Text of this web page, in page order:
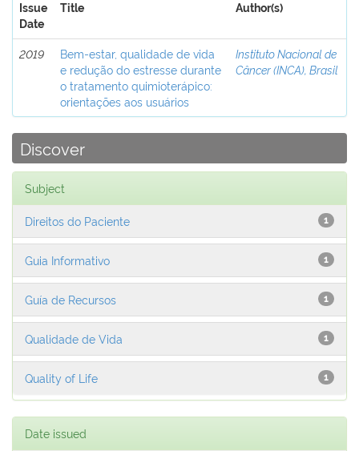
Issue
Date
Title Author(s)
2019
Bem-estar, qualidade de vida
e redução do estresse durante
o tratamento quimioterápico:
orientações aos usuários
Instituto Nacional de
Câncer (INCA), Brasil
Discover
Subject
1
Direitos do Paciente
1
Guia Informativo
1
Guía de Recursos
1
Qualidade de Vida
1
Quality of Life
Date issued